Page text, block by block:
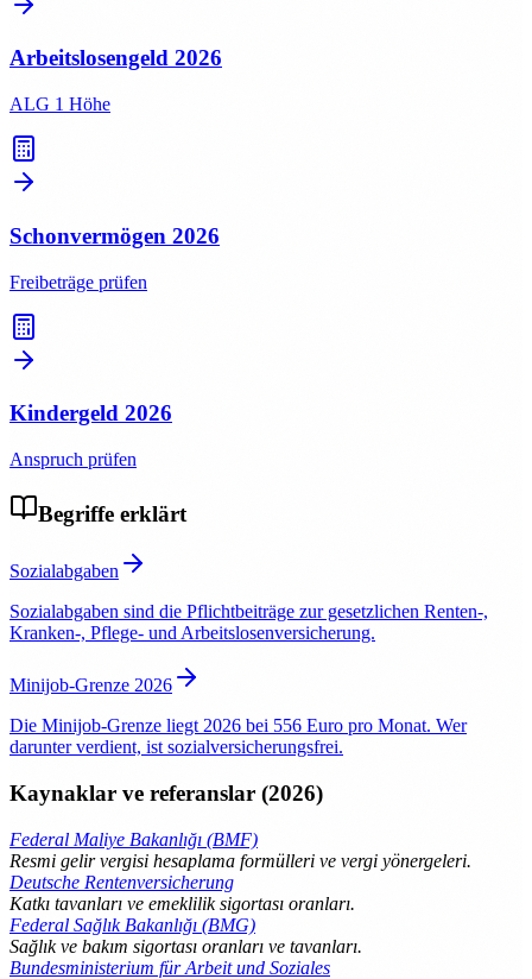
Arbeitslosengeld 2026
ALG 1 Höhe
Schonvermögen 2026
Freibeträge prüfen
Kindergeld 2026
Anspruch prüfen
Begriffe erklärt
Sozialabgaben
Sozialabgaben sind die Pflichtbeiträge zur gesetzlichen Renten-,
Kranken-, Pflege- und Arbeitslosenversicherung.
Minijob-Grenze 2026
Die Minijob-Grenze liegt 2026 bei 556 Euro pro Monat. Wer
darunter verdient, ist sozialversicherungsfrei.
Kaynaklar ve referanslar (2026)
Federal Maliye Bakanlığı (BMF)
Resmi gelir vergisi hesaplama formülleri ve vergi yönergeleri.
Deutsche Rentenversicherung
Katkı tavanları ve emeklilik sigortası oranları.
Federal Sağlık Bakanlığı (BMG)
Sağlık ve bakım sigortası oranları ve tavanları.
Bundesministerium für Arbeit und Soziales